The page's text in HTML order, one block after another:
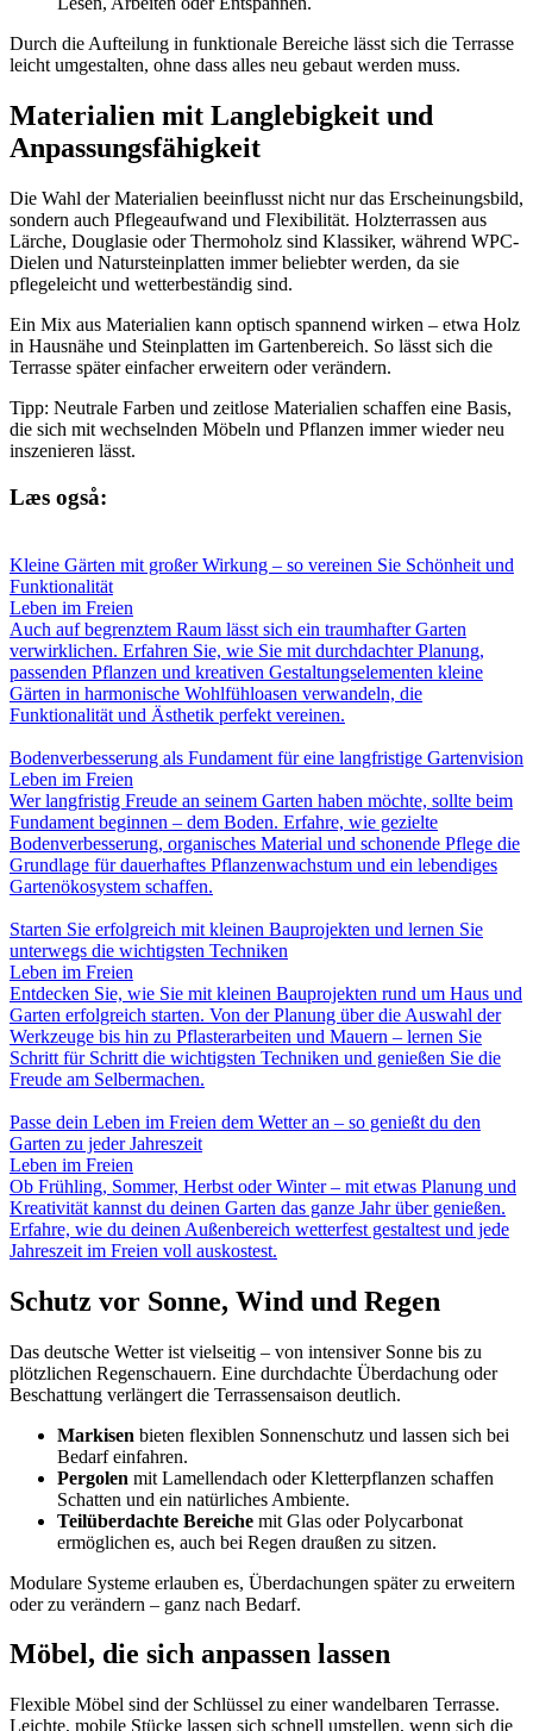
Durch die Aufteilung in funktionale Bereiche lässt sich die Terrasse
leicht umgestalten, ohne dass alles neu gebaut werden muss.
Materialien mit Langlebigkeit und
Anpassungsfähigkeit
Die Wahl der Materialien beeinflusst nicht nur das Erscheinungsbild,
sondern auch Pflegeaufwand und Flexibilität. Holzterrassen aus
Lärche, Douglasie oder Thermoholz sind Klassiker, während WPC-
Dielen und Natursteinplatten immer beliebter werden, da sie
pflegeleicht und wetterbeständig sind.
Ein Mix aus Materialien kann optisch spannend wirken – etwa Holz
in Hausnähe und Steinplatten im Gartenbereich. So lässt sich die
Terrasse später einfacher erweitern oder verändern.
Tipp: Neutrale Farben und zeitlose Materialien schaffen eine Basis,
die sich mit wechselnden Möbeln und Pflanzen immer wieder neu
inszenieren lässt.
Læs også:
Kleine Gärten mit großer Wirkung – so vereinen Sie Schönheit und
Funktionalität
Leben im Freien
Auch auf begrenztem Raum lässt sich ein traumhafter Garten
verwirklichen. Erfahren Sie, wie Sie mit durchdachter Planung,
passenden Pflanzen und kreativen Gestaltungselementen kleine
Gärten in harmonische Wohlfühloasen verwandeln, die
Funktionalität und Ästhetik perfekt vereinen.
Bodenverbesserung als Fundament für eine langfristige Gartenvision
Leben im Freien
Wer langfristig Freude an seinem Garten haben möchte, sollte beim
Fundament beginnen – dem Boden. Erfahre, wie gezielte
Bodenverbesserung, organisches Material und schonende Pflege die
Grundlage für dauerhaftes Pflanzenwachstum und ein lebendiges
Gartenökosystem schaffen.
Starten Sie erfolgreich mit kleinen Bauprojekten und lernen Sie
unterwegs die wichtigsten Techniken
Leben im Freien
Entdecken Sie, wie Sie mit kleinen Bauprojekten rund um Haus und
Garten erfolgreich starten. Von der Planung über die Auswahl der
Werkzeuge bis hin zu Pflasterarbeiten und Mauern – lernen Sie
Schritt für Schritt die wichtigsten Techniken und genießen Sie die
Freude am Selbermachen.
Passe dein Leben im Freien dem Wetter an – so genießt du den
Garten zu jeder Jahreszeit
Leben im Freien
Ob Frühling, Sommer, Herbst oder Winter – mit etwas Planung und
Kreativität kannst du deinen Garten das ganze Jahr über genießen.
Erfahre, wie du deinen Außenbereich wetterfest gestaltest und jede
Jahreszeit im Freien voll auskostest.
Schutz vor Sonne, Wind und Regen
Das deutsche Wetter ist vielseitig – von intensiver Sonne bis zu
plötzlichen Regenschauern. Eine durchdachte Überdachung oder
Beschattung verlängert die Terrassensaison deutlich.
Markisen bieten flexiblen Sonnenschutz und lassen sich bei
Bedarf einfahren.
Pergolen mit Lamellendach oder Kletterpflanzen schaffen
Schatten und ein natürliches Ambiente.
Teilüberdachte Bereiche mit Glas oder Polycarbonat
ermöglichen es, auch bei Regen draußen zu sitzen.
Modulare Systeme erlauben es, Überdachungen später zu erweitern
oder zu verändern – ganz nach Bedarf.
Möbel, die sich anpassen lassen
Flexible Möbel sind der Schlüssel zu einer wandelbaren Terrasse.
Leichte, mobile Stücke lassen sich schnell umstellen, wenn sich die